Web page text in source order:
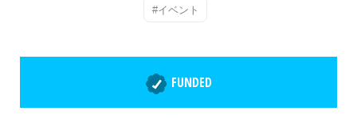
#イベント
FUNDED